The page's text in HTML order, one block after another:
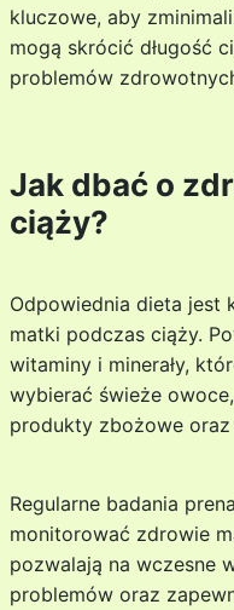
kluczowe, aby
mogą skrócić długość
problemów
Jak dbać o
ciąży?
Odpowiednia dieta jest
matki podczas ciąży.
witaminy i minerały,
wybierać świeże
produkty zbożowe oraz
Regularne badania
monitorować zdrowie
pozwalają na wczesne
problemów oraz